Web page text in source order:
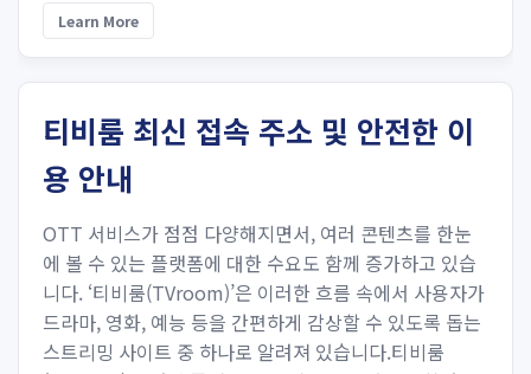
Learn More
티비룸 최신 접속 주소 및 안전한 이
용 안내
OTT 서비스가 점점 다양해지면서, 여러 콘텐츠를 한눈
에 볼 수 있는 플랫폼에 대한 수요도 함께 증가하고 있습
니다. ‘티비룸(TVroom)’은 이러한 흐름 속에서 사용자가
드라마, 영화, 예능 등을 간편하게 감상할 수 있도록 돕는
스트리밍 사이트 중 하나로 알려져 있습니다.티비룸